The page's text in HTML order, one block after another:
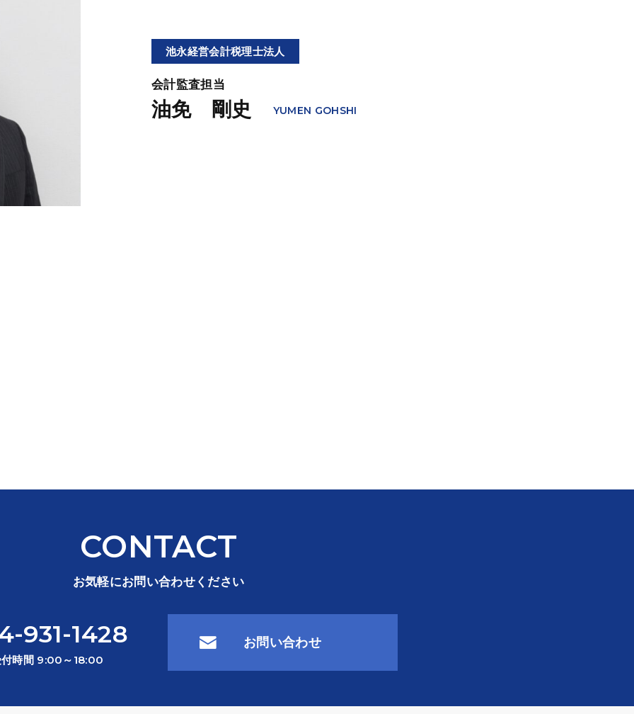
池永経営会計税理士法人
会計監査担当
油免 剛史 YUMEN GOHSHI
CONTACT
お気軽にお問い合わせください
931-1428
時間 9:00～18:00
お問い合わせ